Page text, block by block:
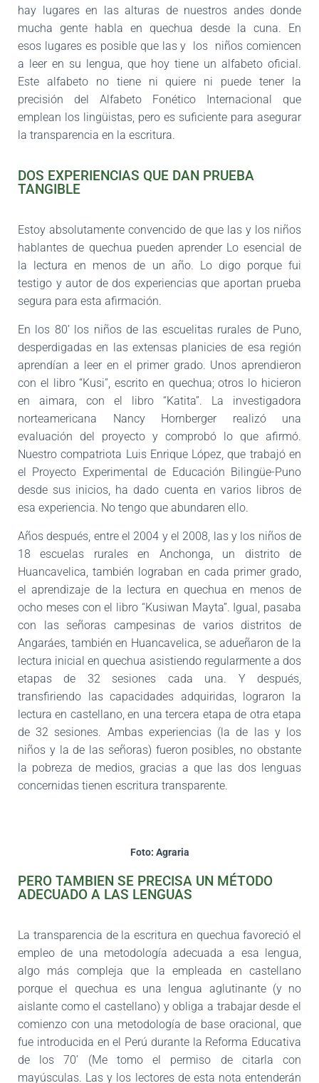
hay lugares en las alturas de nuestros andes donde
mucha gente habla en quechua desde la cuna. En
esos lugares es posible que las y los niños comiencen
a leer en su lengua, que hoy tiene un alfabeto oficial.
Este alfabeto no tiene ni quiere ni puede tener la
precisión del Alfabeto Fonético Internacional que
emplean los lingüistas, pero es suficiente para asegurar
la transparencia en la escritura.
DOS EXPERIENCIAS QUE DAN PRUEBA
TANGIBLE
Estoy absolutamente convencido de que las y los niños
hablantes de quechua pueden aprender Lo esencial de
la lectura en menos de un año. Lo digo porque fui
testigo y autor de dos experiencias que aportan prueba
segura para esta afirmación.
En los 80’ los niños de las escuelitas rurales de Puno,
desperdigadas en las extensas planicies de esa región
aprendían a leer en el primer grado. Unos aprendieron
con el libro “Kusi”, escrito en quechua; otros lo hicieron
en aimara, con el libro “Katita”. La investigadora
norteamericana Nancy Hornberger realizó una
evaluación del proyecto y comprobó lo que afirmó.
Nuestro compatriota Luis Enrique López, que trabajó en
el Proyecto Experimental de Educación Bilingüe-Puno
desde sus inicios, ha dado cuenta en varios libros de
esa experiencia. No tengo que abundaren ello.
Años después, entre el 2004 y el 2008, las y los niños de
18 escuelas rurales en Anchonga, un distrito de
Huancavelica, también lograban en cada primer grado,
el aprendizaje de la lectura en quechua en menos de
ocho meses con el libro “Kusiwan Mayta”. Igual, pasaba
con las señoras campesinas de varios distritos de
Angaráes, también en Huancavelica, se adueñaron de la
lectura inicial en quechua asistiendo regularmente a dos
etapas de 32 sesiones cada una. Y después,
transfiriendo las capacidades adquiridas, lograron la
lectura en castellano, en una tercera etapa de otra etapa
de 32 sesiones. Ambas experiencias (la de las y los
niños y la de las señoras) fueron posibles, no obstante
la pobreza de medios, gracias a que las dos lenguas
concernidas tienen escritura transparente.
Foto: Agraria
PERO TAMBIEN SE PRECISA UN MÉTODO
ADECUADO A LAS LENGUAS
La transparencia de la escritura en quechua favoreció el
empleo de una metodología adecuada a esa lengua,
algo más compleja que la empleada en castellano
porque el quechua es una lengua aglutinante (y no
aislante como el castellano) y obliga a trabajar desde el
comienzo con una metodología de base oracional, que
fue introducida en el Perú durante la Reforma Educativa
de los 70’ (Me tomo el permiso de citarla con
mayúsculas. Las y los lectores de esta nota entenderán